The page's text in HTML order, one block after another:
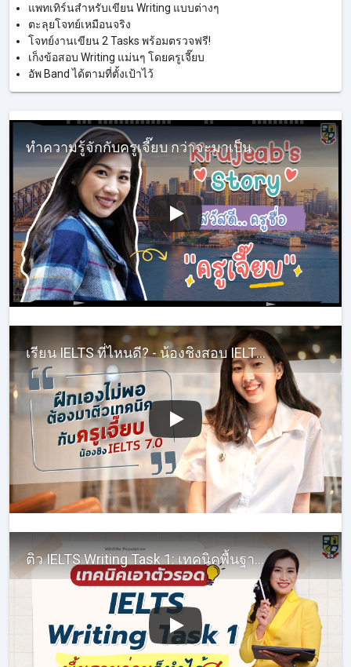
แพทเทิร์นสำหรับเขียน Writing แบบต่างๆ
ตะลุยโจทย์เหมือนจริง
โจทย์งานเขียน 2 Tasks พร้อมตรวจฟรี!
เก็งข้อสอบ Writing แม่นๆ โดยครูเจี๊ยบ
อัพ Band ได้ตามที่ตั้งเป้าไว้
ทำความรู้จักกับครูเจี๊ยบ กว่าจะมาเป็น KruJeab InterHub ในทุกวันนี้ ต้องผ่านอะไรบ้าง #ครูเจี๊ยบIELTS
เรียน IELTS ที่ไหนดี? - น้องชิงสอบ IELTSได้ Band 7!! - รีวิวเรียนภาษาอังกฤษติวสอบ IELTS กับครูเจี๊ยบ
ติว IELTS Writing Task 1: เทคนิคพื้นฐาน เขียนบรรยาย Line Graphs